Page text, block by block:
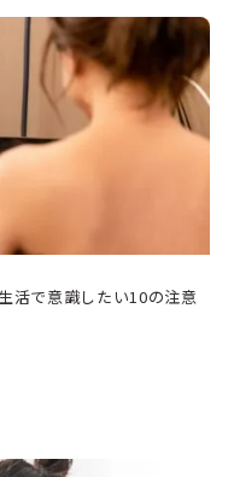
活で意識したい10の注意